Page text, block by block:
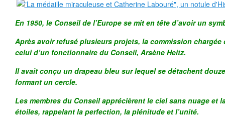
En 1950, le Conseil de l’Europe se mit en tête d’avoir un
Après avoir refusé plusieurs projets, la commission
celui d’un fonctionnaire du Conseil, Arsène Heitz.
Il avait conçu un drapeau bleu sur lequel se détachent
formant un cercle.
Les membres du Conseil apprécièrent le ciel sans nuage et
étoiles, rappelant la perfection, la plénitude et l’unité.